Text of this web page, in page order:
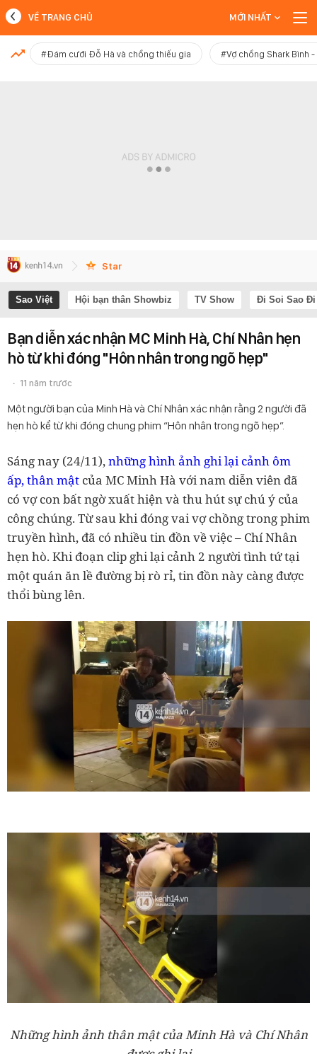
MỚI NHẤT
VỀ TRANG CHỦ MỚI NHẤT
#Đám cưới Đỗ Hà và chồng thiếu gia #Vợ chồng Shark Bình
Star
Sao Việt Hội bạn thân Showbiz TV Show Đi Soi Sao Đi
Bạn diễn xác nhận MC Minh Hà, Chí Nhân hẹn
hò từ khi đóng "Hôn nhân trong ngõ hẹp"
11 năm trước
Một người bạn của Minh Hà và Chí Nhân xác nhận rằng 2 người đã
hẹn hò kể từ khi đóng chung phim “Hôn nhân trong ngõ hẹp”.
Sáng nay (24/11),những hình ảnh ghi lại cảnh ôm
ấp, thân mật của MC Minh Hà với nam diễn viên đã
có vợ con bất ngờ xuất hiện và thu hút sự chú ý của
công chúng. Từ sau khi đóng vai vợ chồng trong phim
truyền hình, đã có nhiều tin đồn về việc – Chí Nhân
hẹn hò. Khi đoạn clip ghi lại cảnh 2 người tình tứ tại
một quán ăn lề đường bị rò rỉ, tin đồn này càng được
thổi bùng lên.
Những hình ảnh thân mật của Minh Hà và Chí Nhân